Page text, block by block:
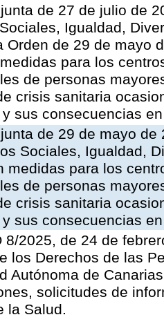
de 27 de julio de
Igualdad,
Orden de 29 de mayo
para los
de personas
crisis sanitaria
y sus consecuencias
de 29 de mayo
Sociales, Igualdad,
medidas para los
de personas
crisis sanitaria
y sus consecuencias
8/2025, de 24 de
los Derechos de las
Autónoma de
solicitudes de
la Salud.